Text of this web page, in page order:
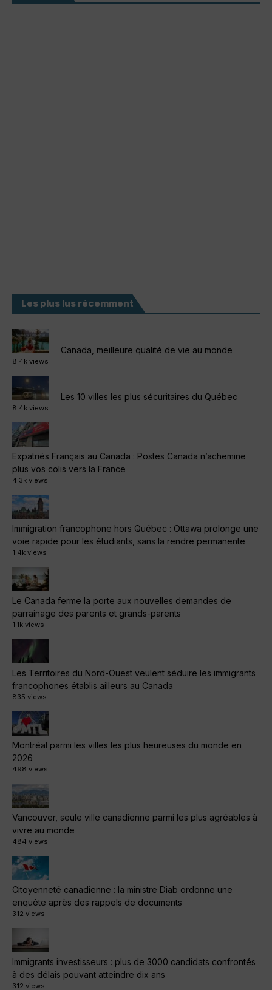
Les plus lus récemment
Canada, meilleure qualité de vie au monde
8.4k views
Les 10 villes les plus sécuritaires du Québec
8.4k views
Expatriés Français au Canada : Postes Canada n’achemine
plus vos colis vers la France
4.3k views
Immigration francophone hors Québec : Ottawa prolonge une
voie rapide pour les étudiants, sans la rendre permanente
1.4k views
Le Canada ferme la porte aux nouvelles demandes de
parrainage des parents et grands-parents
1.1k views
Les Territoires du Nord-Ouest veulent séduire les immigrants
francophones établis ailleurs au Canada
835 views
Montréal parmi les villes les plus heureuses du monde en
2026
498 views
Vancouver, seule ville canadienne parmi les plus agréables à
vivre au monde
484 views
Citoyenneté canadienne : la ministre Diab ordonne une
enquête après des rappels de documents
312 views
Immigrants investisseurs : plus de 3000 candidats confrontés
à des délais pouvant atteindre dix ans
312 views